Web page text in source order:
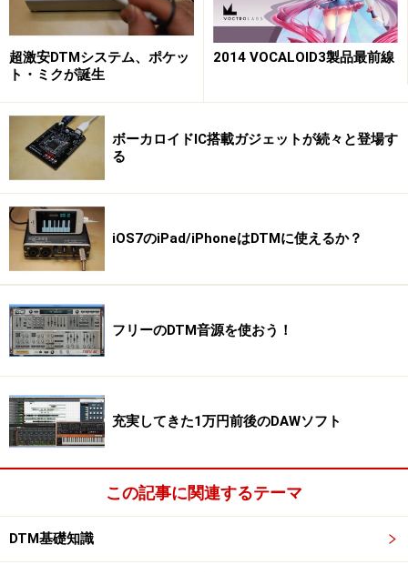
超激安DTMシステム、ポケッ
ト・ミクが誕生
2014 VOCALOID3製品最前線
ボーカロイドIC搭載ガジェットが続々と登場す
る
iOS7のiPad/iPhoneはDTMに使えるか？
フリーのDTM音源を使おう！
充実してきた1万円前後のDAWソフト
この記事に関連するテーマ
DTM基礎知識